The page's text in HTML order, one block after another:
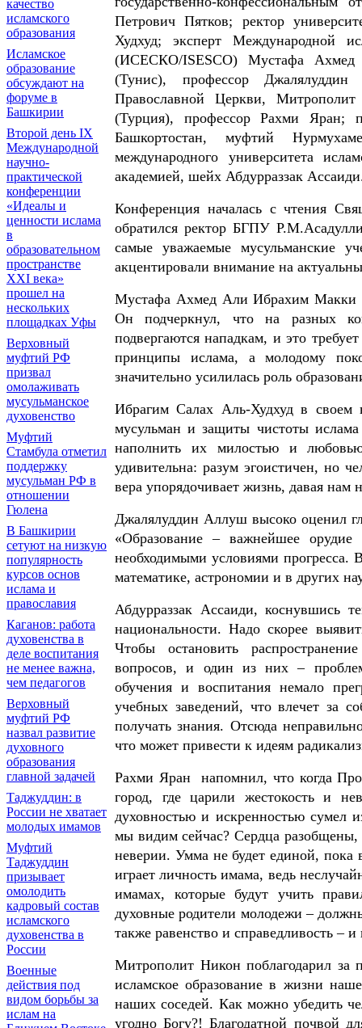
качество
исламского
образования
Исламское
образование
обсуждают на
форуме в
Башкирии
Второй день IX
Международной
научно-
практической
конференции
«Идеалы и
ценности ислама
в
образовательном
пространстве
XXI века»
прошел на
нескольких
площадках Уфы
Верховный
муфтий РФ
призвал
омолаживать
мусульманское
духовенство
Муфтий
Стамбула отметил
поддержку
мусульман РФ в
отношении
Гюлена
В Башкирии
сетуют на низкую
популярность
курсов основ
ислама и
православия
Каганов: работа
духовенства в
деле воспитания
не менее важна,
чем педагогов
Верховный
муфтий РФ
назвал развитие
духовного
образования
главной задачей
Таджуддин: в
России не хватает
молодых имамов
Муфтий
Таджуддин
призывает
омолодить
кадровый состав
исламского
духовенства в
России
Военные
действия под
видом борьбы за
ислам на
Петрович Пятков; ректор
Худхуд; эксперт Международной
(ИСЕСКО/ISESCO) Мустафа Ахмед
(Тунис), профессор
Православной Церкви,
(Турция), профессор Рахми Яран;
Башкортостан, муфтий
международного университета
академией, шейх Абдурраззак
Конференция началась с чтения
обратился ректор БГПУ
самые уважаемые мусульманские
акцентировали внимание на
Мустафа Ахмед Али Ибрахим Макки
Он подчеркнул, что на разных
подвергаются нападкам, и это
принципы ислама, а молодому
значительно усилилась роль
Ибрагим Салах Аль-Худхуд в своем
мусульман и защиты чистоты
наполнить их милостью и
удивительна: разум эгоистичен, но
вера упорядочивает жизнь, давая нам
Джалялуддин Аллуш высоко оценил
«Образование – важнейшее
необходимыми условиями
математике, астрономии и в других
Абдурраззак Ассаиди, коснувшись
национальности. Надо скорее
Чтобы остановить
вопросов, и один из них –
обучения и воспитания немало
учебных заведений, что влечет за
получать знания. Отсюда
что может привести к идеям
Рахми Яран напомнил, что когда
город, где царили жестокость и
духовностью и искренностью сумел
мы видим сейчас? Сердца разобщены,
неверии. Умма не будет единой,
играет личность имама, ведь
имамах, которые будут учить
духовные родители молодежи –
также равенство и справедливость –
Митрополит Никон поблагодарил за
исламское образование в жизни
наших соседей. Как можно убедить
угодно Богу?! Благодатной почвой